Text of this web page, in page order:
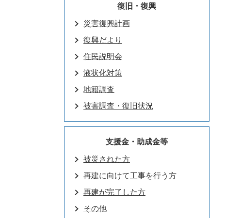
復旧・復興
災害復興計画
復興だより
住民説明会
液状化対策
地籍調査
被害調査・復旧状況
支援金・助成金等
被災された方
再建に向けて工事を行う方
再建が完了した方
その他